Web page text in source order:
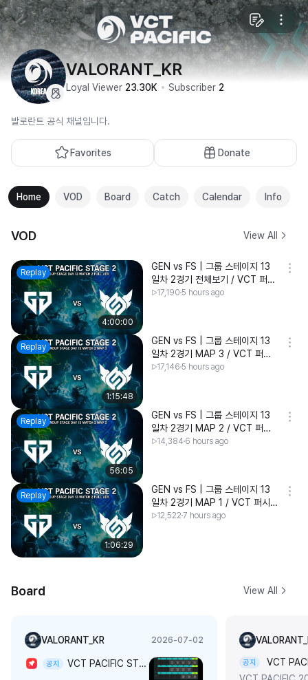
VALORANT_KR
Loyal Viewer 23.30K Subscriber 2
발로란트 공식 채널입니다.
Favorites Donate
Home VOD Board Catch Calendar Info
VOD View All
Replay
4:00:00
GEN vs FS | 그룹 스테이지 13
일차 2경기 전체보기 / VCT 퍼시
픽 2026 스테이지2
17,190 5 hours ago
Replay
1:15:48
GEN vs FS | 그룹 스테이지 13
일차 2경기 MAP 3 / VCT 퍼시
픽 2026 스테이지2
17,146 5 hours ago
Replay
56:05
GEN vs FS | 그룹 스테이지 13
일차 2경기 MAP 2 / VCT 퍼시
픽 2026 스테이지2
14,384 6 hours ago
Replay
1:06:29
GEN vs FS | 그룹 스테이지 13
일차 2경기 MAP 1 / VCT 퍼시
픽 2026 스테이지2
12,522 7 hours ago
Board View All
VALORANT_KR 2026-07-02
공지 VCT PACIFIC STAGE 2 시청 이벤트 안내 공지
VCT